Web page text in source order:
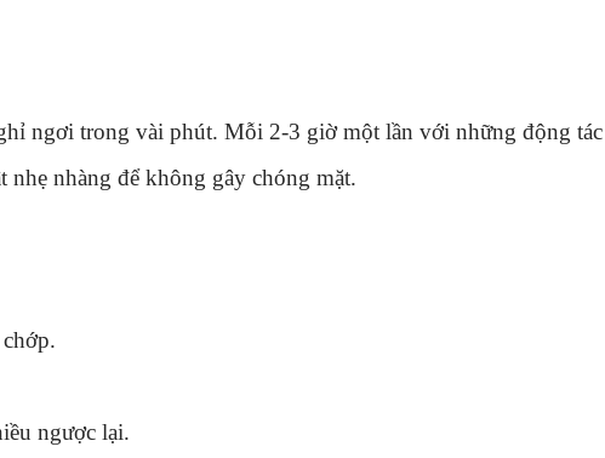
ngơi trong vài phút. Mỗi 2-3 giờ một lần với những động
nhẹ nhàng để không gây chóng mặt.
ngược lại.